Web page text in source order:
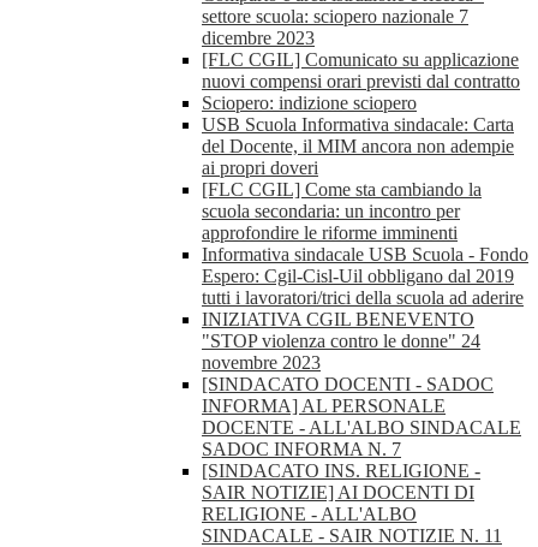
settore scuola: sciopero nazionale 7
dicembre 2023
[FLC CGIL] Comunicato su applicazione
nuovi compensi orari previsti dal contratto
Sciopero: indizione sciopero
USB Scuola Informativa sindacale: Carta
del Docente, il MIM ancora non adempie
ai propri doveri
[FLC CGIL] Come sta cambiando la
scuola secondaria: un incontro per
approfondire le riforme imminenti
Informativa sindacale USB Scuola - Fondo
Espero: Cgil-Cisl-Uil obbligano dal 2019
tutti i lavoratori/trici della scuola ad aderire
INIZIATIVA CGIL BENEVENTO
"STOP violenza contro le donne" 24
novembre 2023
[SINDACATO DOCENTI - SADOC
INFORMA] AL PERSONALE
DOCENTE - ALL'ALBO SINDACALE
SADOC INFORMA N. 7
[SINDACATO INS. RELIGIONE -
SAIR NOTIZIE] AI DOCENTI DI
RELIGIONE - ALL'ALBO
SINDACALE - SAIR NOTIZIE N. 11